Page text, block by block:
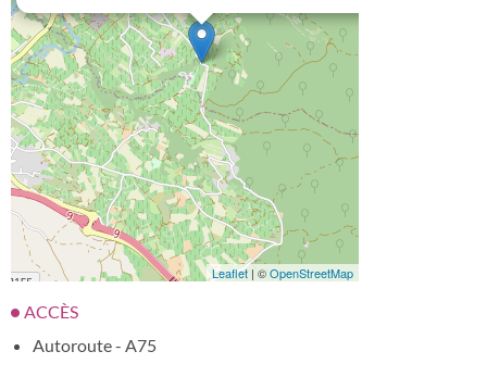
Leaflet | ©OpenStreetMap
ACCÈS
Autoroute - A75